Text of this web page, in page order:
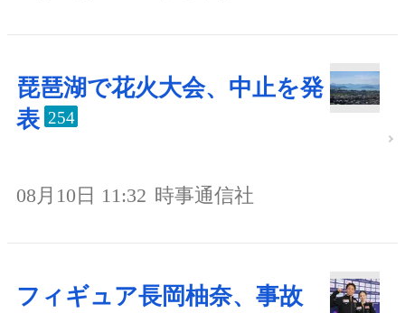
琵琶湖で花火大会、中止を発
表 254
08月10日 11:32 時事通信社
フィギュア長岡柚奈、事故